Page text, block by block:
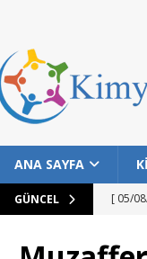
ANA SAYFA
GÜNCEL [ 05/